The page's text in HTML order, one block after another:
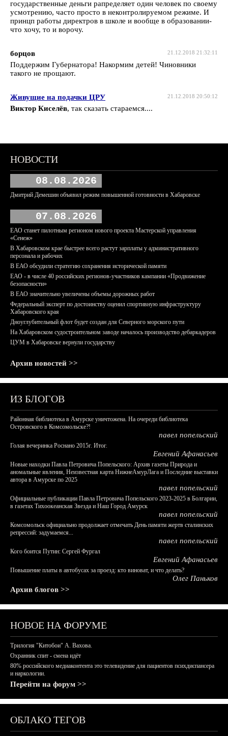
государственные деньги рапределяет один человек по своему
усмотрению, часто просто в неконтролируемом режиме. И
принцп работы директров в школе и вообще в образовании-
что хочу, то и ворочу.
21.12.2018 21:32:11
борцов
Поддержим Губернатора! Накормим детей! Чиновники
такого не прощают.
21.12.2018 20:50:12
Живущие на подачки ЦРУ
Виктор Киселёв, так сказать стараемся....
НОВОСТИ
08.08.2026
Дмитрий Демешин объявил режим повышенной готовности в Хабаровске
07.08.2026
ЕАО станет пилотным регионом нового проекта Мастерской управления
«Сенеж»
В Хабаровском крае быстрее всего растут зарплаты у административного
персонала и рабочих
В ЕАО обсудили стратегию сохранения исторической памяти
ЕАО - в числе 40 российских регионов-участников кампании «Продвижение
безопасности»
В ЕАО значительно увеличены объемы дорожных работ
Федеральный эксперт по достоинству оценил спортивную инфраструктуру
Хабаровского края
Дноуглубительный флот будет создан для Северного морского пути
На Хабаровском судостроительном заводе началось производство дебаркадеров
ЦУМ в Хабаровске вернули государству
Архив новостей >>
ИЗ БЛОГОВ
Районная библиотека в Амурске уничтожена. На очереди библиотека
Островского в Комсомольске?!
павел попельский
Голая вечеринка Роснано 2015г. Итог.
Евгений Афанасьев
Новые находки Павла Петровича Попельского: Архив газеты Природа и
аномальные явления, Неизвестная карта НижнеАмурЛага и Последние выставки
автора в Амурске по 2025
павел попельский
Официальные публикации Павла Петровича Попельского 2023-2025 в Болгарии,
в газетах Тихоокеанская Звезда и Наш Город Амурск
павел попельский
Комсомольск официально продолжает отмечать День памяти жертв сталинских
репрессий: задумаемся...
павел попельский
Кого боится Путин: Сергей Фургал
Евгений Афанасьев
Повышение платы в автобусах за проезд: кто виноват, и что делать?
Олег Паньков
Архив блогов >>
НОВОЕ НА ФОРУМЕ
Трилогия "Китобои" А. Вахова.
Охранник спит - смена идёт
80% российского медиаконтента это телевидение для пациентов психдиспансера
и наркологии.
Перейти на форум >>
ОБЛАКО ТЕГОВ